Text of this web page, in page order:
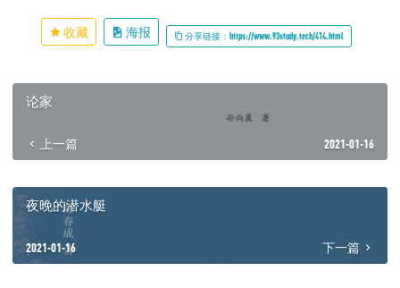
收藏 海报 分享链接：https://www.93study.tech/414.html
论家
上一篇 2021-01-16
夜晚的潜水艇
2021-01-16 下一篇